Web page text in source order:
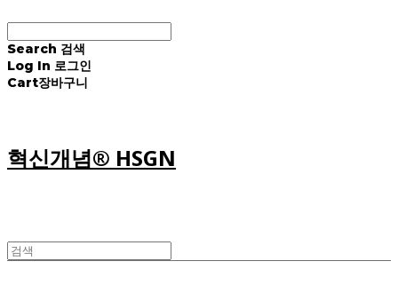
Search 검색
Log In 로그인
Cart장바구니
혁신개념® HSGN